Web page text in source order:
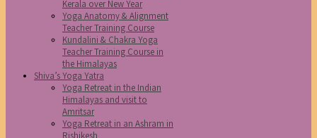
Kerala over New Year
Yoga Anatomy & Alignment
Teacher Training Course
Kundalini & Chakra Yoga
Teacher Training Course in
the Himalayas
Shiva’s Yoga Yatra
Yoga Retreat in the Indian
Himalayas and visit to
Amritsar
Yoga Retreat in an Ashram in
Rishikesh